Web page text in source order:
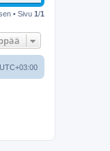
• Sivu 1/1
UTC+03:00